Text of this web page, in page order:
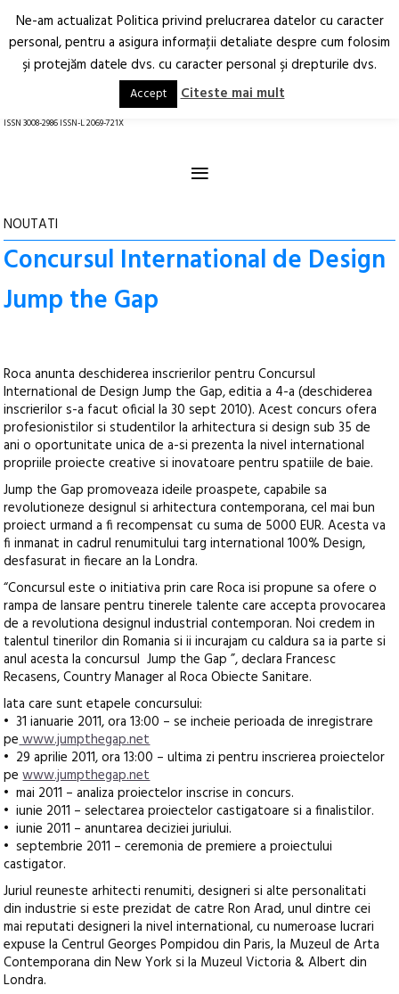
Arhitectură.
Oraș.
RO EN
ISSN 3008-2986 ISSN-L 2069-721X
≡
NOUTATI
Concursul International de Design
Jump the Gap
Roca anunta deschiderea inscrierilor pentru Concursul
International de Design Jump the Gap, editia a 4-a (deschiderea
inscrierilor s-a facut oficial la 30 sept 2010). Acest concurs ofera
profesionistilor si studentilor la arhitectura si design sub 35 de
ani o oportunitate unica de a-si prezenta la nivel international
propriile proiecte creative si inovatoare pentru spatiile de baie.
Jump the Gap promoveaza ideile proaspete, capabile sa
revolutioneze designul si arhitectura contemporana, cel mai bun
proiect urmand a fi recompensat cu suma de 5000 EUR. Acesta va
fi inmanat in cadrul renumitului targ international 100% Design,
desfasurat in fiecare an la Londra.
“Concursul este o initiativa prin care Roca isi propune sa ofere o
rampa de lansare pentru tinerele talente care accepta provocarea
de a revolutiona designul industrial contemporan. Noi credem in
talentul tinerilor din Romania si ii incurajam cu caldura sa ia parte si
anul acesta la concursul Jump the Gap ”, declara Francesc
Recasens, Country Manager al Roca Obiecte Sanitare.
Iata care sunt etapele concursului:
• 31 ianuarie 2011, ora 13:00 – se incheie perioada de inregistrare
pewww.jumpthegap.net
• 29 aprilie 2011, ora 13:00 – ultima zi pentru inscrierea proiectelor
pewww.jumpthegap.net
• mai 2011 – analiza proiectelor inscrise in concurs.
• iunie 2011 – selectarea proiectelor castigatoare si a finalistilor.
• iunie 2011 – anuntarea deciziei juriului.
• septembrie 2011 – ceremonia de premiere a proiectului
castigator.
Juriul reuneste arhitecti renumiti, designeri si alte personalitati
din industrie si este prezidat de catre Ron Arad, unul dintre cei
mai reputati designeri la nivel international, cu numeroase lucrari
expuse la Centrul Georges Pompidou din Paris, la Muzeul de Arta
Contemporana din New York si la Muzeul Victoria & Albert din
Londra.
Ne-am actualizat Politica privind prelucrarea datelor cu caracter
personal, pentru a asigura informaţii detaliate despre cum folosim
şi protejăm datele dvs. cu caracter personal şi drepturile dvs.
Accept Citeste mai mult